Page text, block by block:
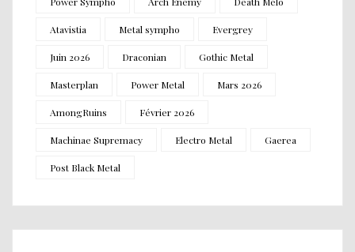
Atavistia Metal sympho Evergrey
Juin 2026 Draconian Gothic Metal
Masterplan Power Metal Mars 2026
AmongRuins Février 2026
Machinae Supremacy Electro Metal Gaerea
Post Black Metal